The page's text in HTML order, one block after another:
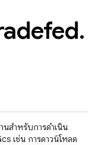
.
นสําหรับการดําเนิน
เช่น การดาวน์โหลด